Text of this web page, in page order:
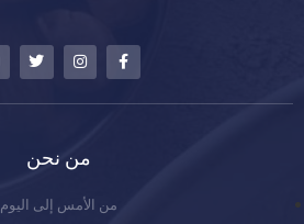
من نحن
من الأمس إلى اليوم